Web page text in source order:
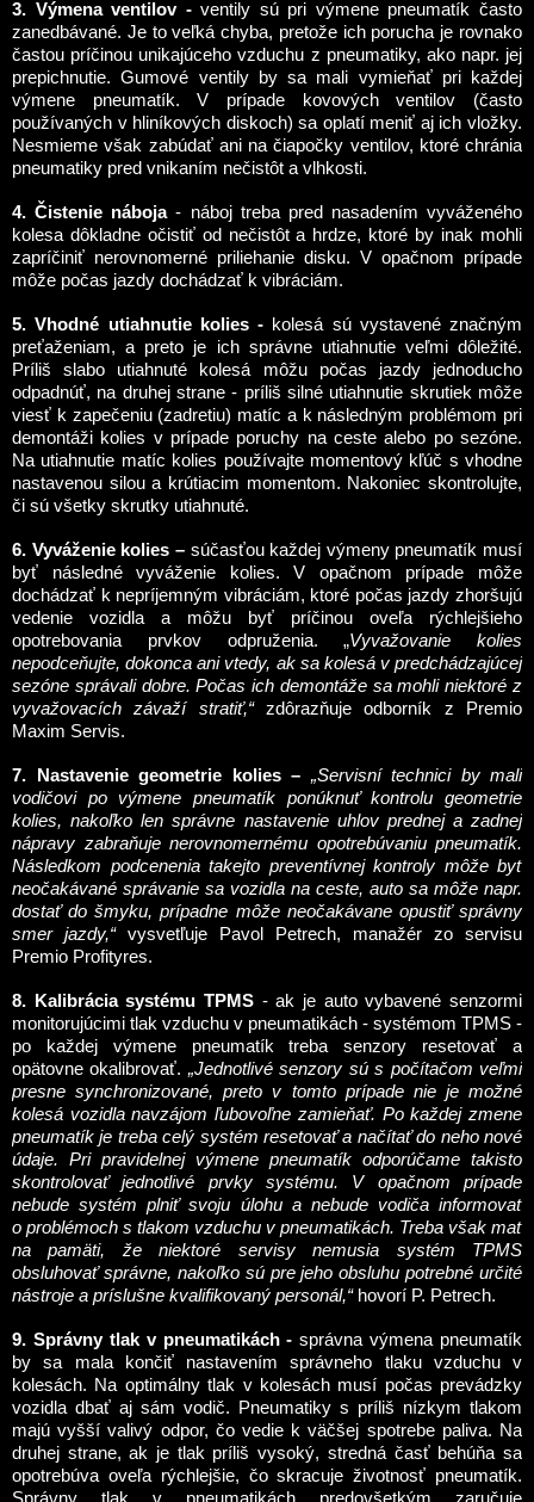
3. Výmena ventilov -ventily sú pri výmene pneumatík často
zanedbávané. Je to veľká chyba, pretože ich porucha je rovnako
častou príčinou unikajúceho vzduchu z pneumatiky, ako napr. jej
prepichnutie. Gumové ventily by sa mali vymieňať pri každej
výmene pneumatík. V prípade kovových ventilov (často
používaných v hliníkových diskoch) sa oplatí meniť aj ich vložky.
Nesmieme však zabúdať ani na čiapočky ventilov, ktoré chránia
pneumatiky pred vnikaním nečistôt a vlhkosti.
4. Čistenie náboja- náboj treba pred nasadením vyváženého
kolesa dôkladne očistiť od nečistôt a hrdze, ktoré by inak mohli
zapríčiniť nerovnomerné priliehanie disku. V opačnom prípade
môže počas jazdy dochádzať k vibráciám.
5. Vhodné utiahnutie kolies - kolesá sú vystavené značným
preťaženiam, a preto je ich správne utiahnutie veľmi dôležité.
Príliš slabo utiahnuté kolesá môžu počas jazdy jednoducho
odpadnúť, na druhej strane - príliš silné utiahnutie skrutiek môže
viesť k zapečeniu (zadretiu) matíc a k následným problémom pri
demontáži kolies v prípade poruchy na ceste alebo po sezóne.
Na utiahnutie matíc kolies používajte momentový kľúč s vhodne
nastavenou silou a krútiacim momentom. Nakoniec skontrolujte,
či sú všetky skrutky utiahnuté.
6. Vyváženie kolies – súčasťou každej výmeny pneumatík musí
byť následné vyváženie kolies. V opačnom prípade môže
dochádzať k nepríjemným vibráciám, ktoré počas jazdy zhoršujú
vedenie vozidla a môžu byť príčinou oveľa rýchlejšieho
opotrebovania prvkov odpruženia. „Vyvažovanie kolies
nepodceňujte, dokonca ani vtedy, ak sa kolesá v predchádzajúcej
sezóne správali dobre. Počas ich demontáže sa mohli niektoré z
vyvažovacích závaží stratiť,“ zdôrazňuje odborník z Premio
Maxim Servis.
7. Nastavenie geometrie kolies – „Servisní technici by mali
vodičovi po výmene pneumatík ponúknuť kontrolu geometrie
kolies, nakoľko len správne nastavenie uhlov prednej a zadnej
nápravy zabraňuje nerovnomernému opotrebúvaniu pneumatík.
Následkom podcenenia takejto preventívnej kontroly môže byť
neočakávané správanie sa vozidla na ceste, auto sa môže napr.
dostať do šmyku, prípadne môže neočakávane opustiť správny
smer jazdy,“vysvetľuje Pavol Petrech, manažér zo servisu
Premio Profityres.
8. Kalibrácia systému TPMS - ak je auto vybavené senzormi
monitorujúcimi tlak vzduchu v pneumatikách - systémom TPMS -
po každej výmene pneumatík treba senzory resetovať a
opätovne okalibrovať. „Jednotlivé senzory sú s počítačom veľmi
presne synchronizované, preto v tomto prípade nie je možné
kolesá vozidla navzájom ľubovoľne zamieňať. Po každej zmene
pneumatík je treba celý systém resetovať a načítať do neho nové
údaje. Pri pravidelnej výmene pneumatík odporúčame takisto
skontrolovať jednotlivé prvky systému. V opačnom prípade
nebude systém plniť svoju úlohu a nebude vodiča informovať
o problémoch s tlakom vzduchu v pneumatikách. Treba však mať
na pamäti, že niektoré servisy nemusia systém TPMS
obsluhovať správne, nakoľko sú pre jeho obsluhu potrebné určité
nástroje a príslušne kvalifikovaný personál,“hovorí P. Petrech.
9. Správny tlak v pneumatikách -správna výmena pneumatík
by sa mala končiť nastavením správneho tlaku vzduchu v
kolesách. Na optimálny tlak v kolesách musí počas prevádzky
vozidla dbať aj sám vodič. Pneumatiky s príliš nízkym tlakom
majú vyšší valivý odpor, čo vedie k väčšej spotrebe paliva. Na
druhej strane, ak je tlak príliš vysoký, stredná časť behúňa sa
opotrebúva oveľa rýchlejšie, čo skracuje životnosť pneumatík.